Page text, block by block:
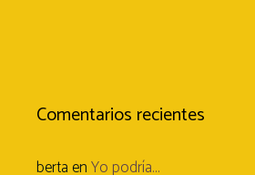
Comentarios recientes
bertaenYo podría…